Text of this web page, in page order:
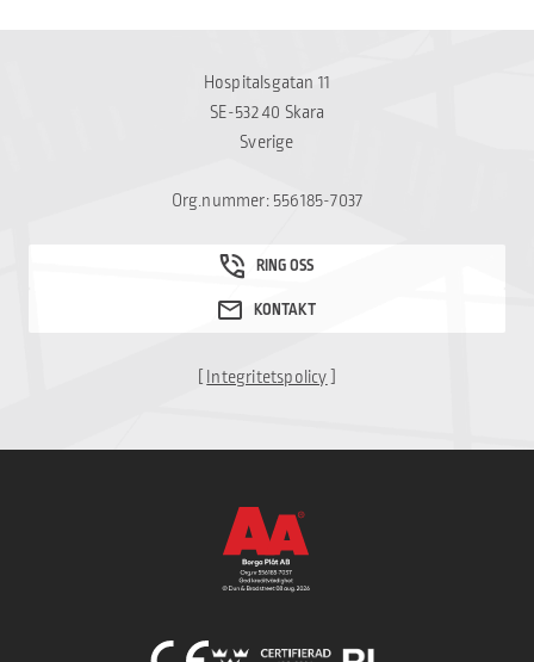
Hospitalsgatan 11
SE-532 40 Skara
Sverige
Org.nummer: 556185-7037
[Integritetspolicy]